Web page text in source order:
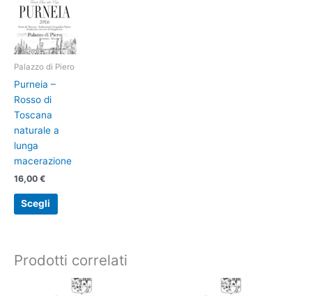
Palazzo di Piero
Purneia –
Rosso di
Toscana
naturale a
lunga
macerazione
16,00 €
Scegli
Questo
prodotto
varianti.
opzioni
Prodotti correlati